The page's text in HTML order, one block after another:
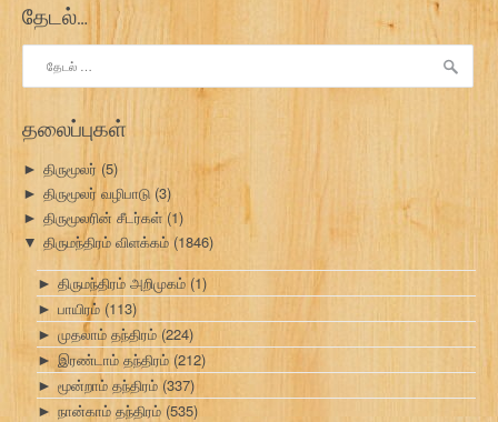
தேடல்…
தேடு:
தலைப்புகள்
► திருமூலர் (5)
► திருமூலர் வழிபாடு (3)
► திருமூலரின் சீடர்கள் (1)
▼ திருமந்திரம் விளக்கம் (1846)
► திருமந்திரம் அறிமுகம் (1)
► பாயிரம் (113)
► முதலாம் தந்திரம் (224)
► இரண்டாம் தந்திரம் (212)
► மூன்றாம் தந்திரம் (337)
► நான்காம் தந்திரம் (535)